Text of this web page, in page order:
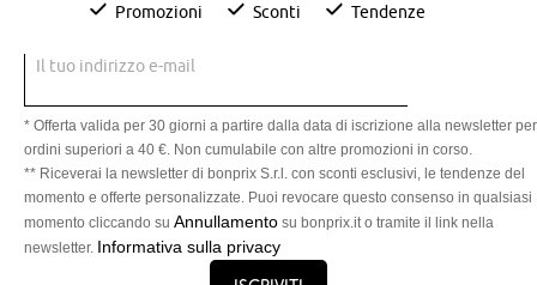
Promozioni Sconti Tendenze
Il tuo indirizzo e-mail
* Offerta valida per 30 giorni a partire dalla data di iscrizione alla newsletter per
ordini superiori a 40 €. Non cumulabile con altre promozioni in corso.
** Riceverai la newsletter di bonprix S.r.l. con sconti esclusivi, le tendenze del
momento e offerte personalizzate. Puoi revocare questo consenso in qualsiasi
momento cliccando su Annullamento su bonprix.it o tramite il link nella
newsletter. Informativa sulla privacy